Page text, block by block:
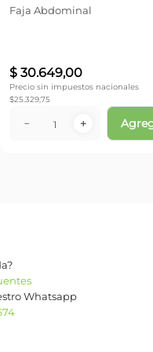
Faja Abdominal
$ 30.649,00
Precio sin impuestos nacionales
$25.329,75
＋
－
Whatsapp